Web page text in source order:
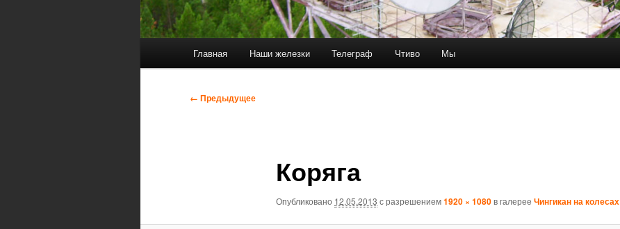
Главная Наши железки Телеграф Чтиво Мы
Навигация
← Предыдущее
Коряга
Опубликовано 12.05.2013 с разрешением1920 × 1080в галерееЧингикан на колесах